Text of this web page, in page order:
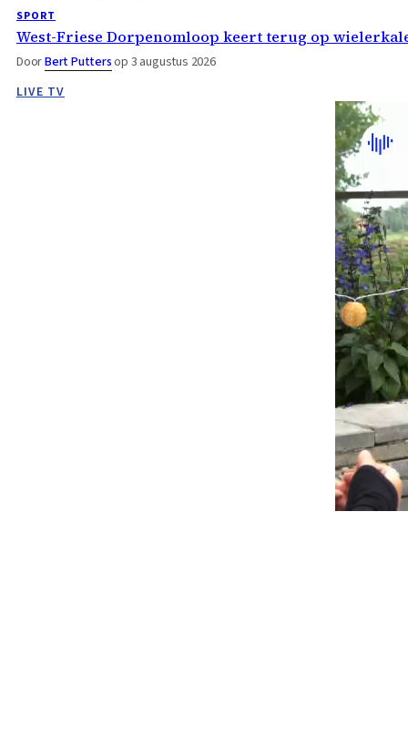
SPORT
West-Friese Dorpenomloop keert terug op
DoorBert Puttersop 3 augustus 2026
LIVE TV